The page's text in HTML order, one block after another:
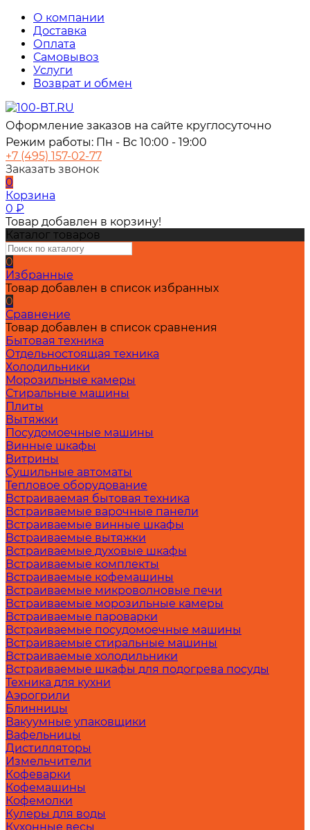
О компании
Доставка
Оплата
Самовывоз
Услуги
Возврат и обмен
Оформление заказов на сайте круглосуточно
Режим работы: Пн - Вс 10:00 - 19:00
+7 (495) 157-02-77
Заказать звонок
0
Корзина
0 ₽
Товар добавлен в корзину!
Каталог товаров
0
Избранные
Товар добавлен в список избранных
0
Сравнение
Товар добавлен в список сравнения
Бытовая техника
Отдельностоящая техника
Холодильники
Морозильные камеры
Стиральные машины
Плиты
Вытяжки
Посудомоечные машины
Винные шкафы
Витрины
Сушильные автоматы
Тепловое оборудование
Встраиваемая бытовая техника
Встраиваемые варочные панели
Встраиваемые винные шкафы
Встраиваемые вытяжки
Встраиваемые духовые шкафы
Встраиваемые комплекты
Встраиваемые кофемашины
Встраиваемые микроволновые печи
Встраиваемые морозильные камеры
Встраиваемые пароварки
Встраиваемые посудомоечные машины
Встраиваемые стиральные машины
Встраиваемые холодильники
Встраиваемые шкафы для подогрева посуды
Техника для кухни
Аэрогрили
Блинницы
Вакуумные упаковщики
Вафельницы
Дистилляторы
Измельчители
Кофеварки
Кофемашины
Кофемолки
Кулеры для воды
Кухонные весы